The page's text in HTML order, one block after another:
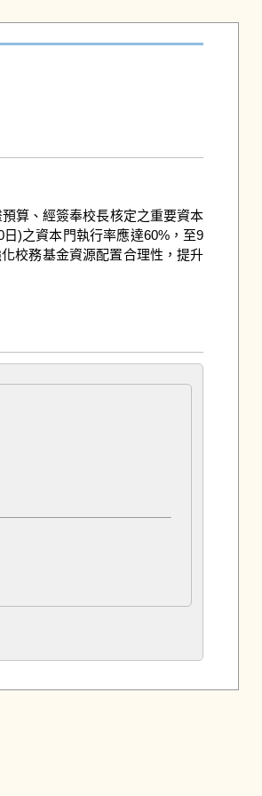
)之資本門執行率應達60%，至9
校務基金資源配置合理性，提升